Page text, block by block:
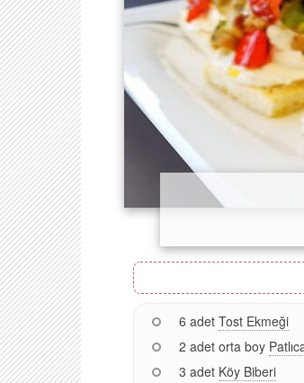
6 adet Tost Ekmeği
2 adet orta boy
3 adet Köy Biberi